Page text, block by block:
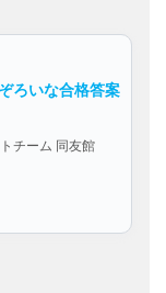
ろいな合格答案
チーム 同友館